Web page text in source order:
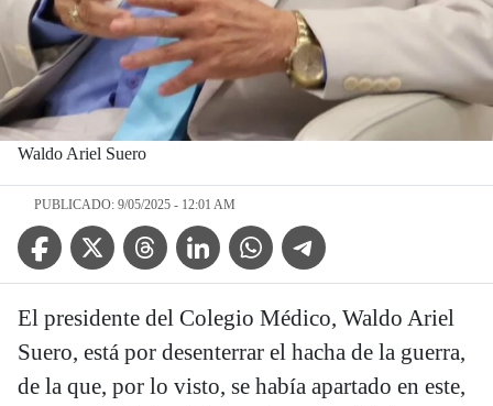
Waldo Ariel Suero
PUBLICADO: 9/05/2025 - 12:01 AM
Facebook IconTwitter IconThreads IconLinkedin IconWhatsApp IconTelegram Icon
El presidente del Colegio Médico, Waldo Ariel
Suero, está por desenterrar el hacha de la guerra,
de la que, por lo visto, se había apartado en este,